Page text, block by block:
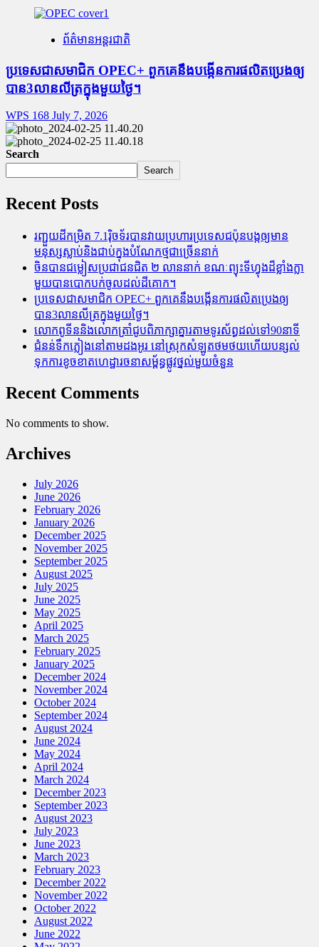
ព័ត៌មានអន្តរជាតិ
ប្រទេសជាសមាជិក OPEC+​ ពួកគេនឹងបង្កើនការផលិតប្រេងឲ្យ
បាន3លានលីត្រក្នុងមួយថ្ងៃ។
WPS 168 July 7, 2026
Search
Search
Recent Posts
រញ្ជួយដីកម្រិត​ 7.1រ៉ិចទ័របានវាយប្រហារប្រទេសជប៉ុនបង្កឲ្យមាន
មនុស្សស្លាប់​និង​ជាប់ក្នុងបំណែកថ្មជាច្រើននាក់
ចិនបានជម្លៀសប្រជាជនជិត ២ លាននាក់ ខណៈព្យុះទីហ្វុងដ៏ខ្លាំងក្លា
មួយបានបោកបក់ចូលដល់ដីគោក។
ប្រទេសជាសមាជិក OPEC+​ ពួកគេនឹងបង្កើនការផលិតប្រេងឲ្យ
បាន3លានលីត្រក្នុងមួយថ្ងៃ។
លោកពូទីននិងលោកត្រាំជូបពិភាក្សាគ្នារតាមទូរស័ព្ធដល់ទៅ90នាទី
ជំនន់​ទឹកភ្លៀង​នៅ​តាម​ដងអូរ​ នៅ​ស្រុក​សំឡូត​ថមថយ​ហើយ​បន្សល់​
ទុក​ការ​ខូចខាត​ហេដ្ឋារចនាសម្ព័ន្ធ​ផ្លូវថ្នល់​មួយ​ចំនួន
Recent Comments
No comments to show.
Archives
July 2026
June 2026
February 2026
January 2026
December 2025
November 2025
September 2025
August 2025
July 2025
June 2025
May 2025
April 2025
March 2025
February 2025
January 2025
December 2024
November 2024
October 2024
September 2024
August 2024
June 2024
May 2024
April 2024
March 2024
December 2023
September 2023
August 2023
July 2023
June 2023
March 2023
February 2023
December 2022
November 2022
October 2022
August 2022
June 2022